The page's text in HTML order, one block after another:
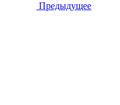
Предыдущее